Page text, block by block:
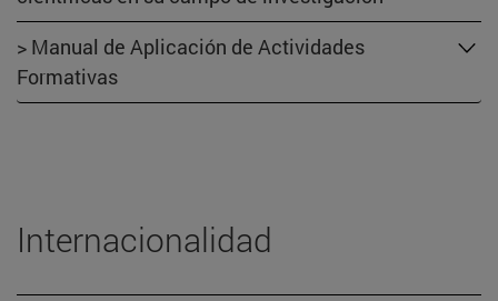
> Manual de Aplicación de Actividades
Formativas
Internacionalidad